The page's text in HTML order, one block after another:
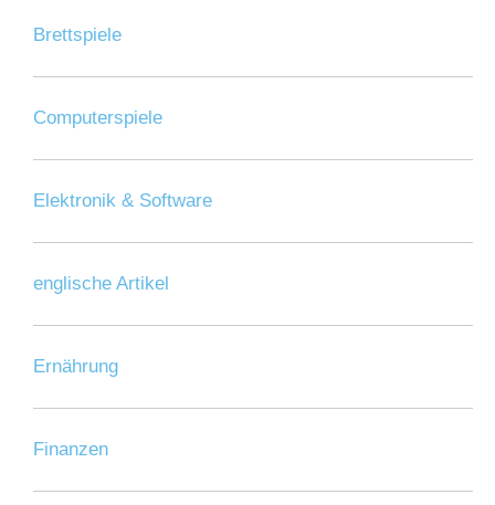
Brettspiele
Computerspiele
Elektronik & Software
englische Artikel
Ernährung
Finanzen